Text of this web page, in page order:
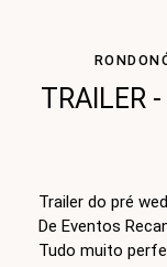
TRAILER
Trailer do pré
De Eventos
Tudo muito